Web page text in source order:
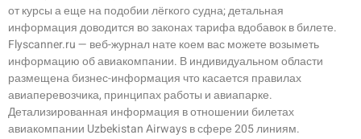
от курсы а еще на подобии лёгкого судна; детальная
информация доводится во законах тарифа вдобавок в билете.
Flyscanner.ru — веб-журнал нате коем вас можете возыметь
информацию об авиакомпании. В индивидуальном области
размещена бизнес-информация что касается правилах
авиаперевозчика, принципах работы и авиапарке.
Детализированная информация в отношении билетах
авиакомпании Uzbekistan Airways в сфере 205 линиям.